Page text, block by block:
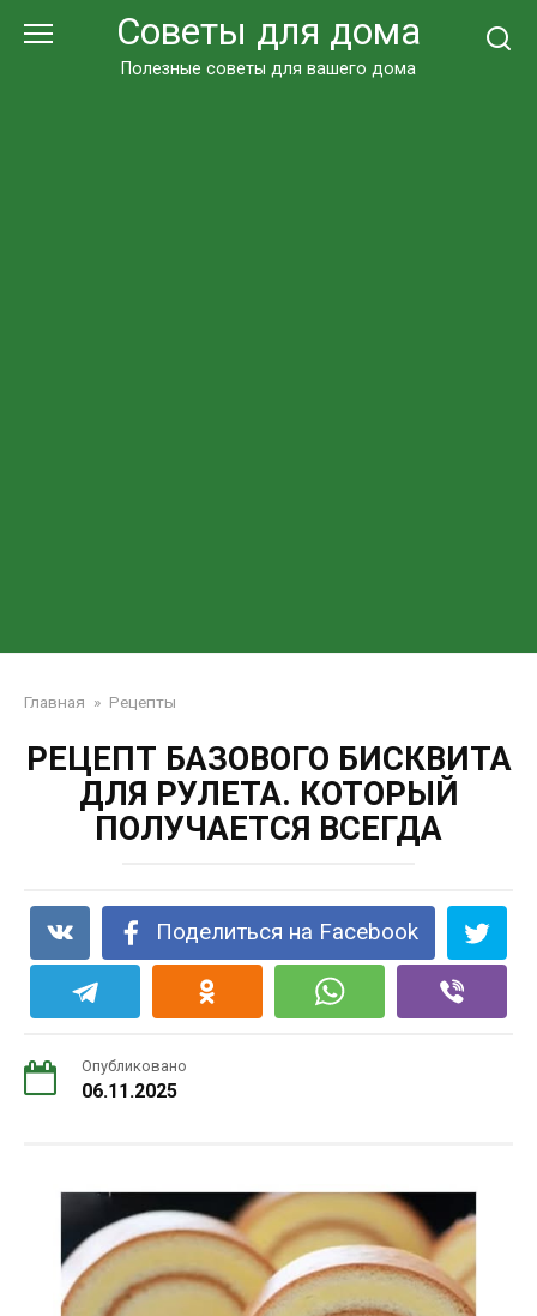
Советы для дома
Полезные советы для вашего дома
Главная » Рецепты
РЕЦЕПТ БАЗОВОГО БИСКВИТА
ДЛЯ РУЛЕТА. КОТОРЫЙ
ПОЛУЧАЕТСЯ ВСЕГДА
Поделиться на Facebook
Опубликовано
06.11.2025